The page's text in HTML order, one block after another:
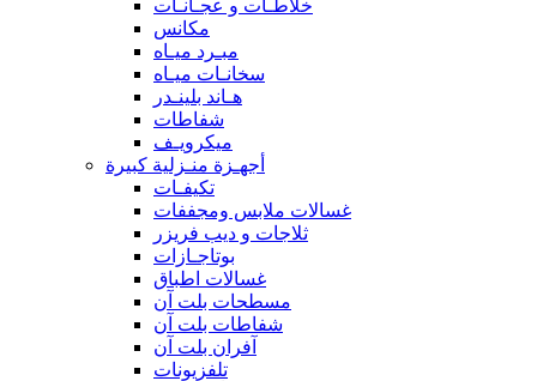
خلاطـات و عجـانـات
مكانس
مبـرد ميـاه
سخانـات ميـاه
هـاند بلينـدر
شفاطات
ميكرويـف
أجهـزة منـزلية كبيرة
تكيفـات
غسالات ملابس ومجففات
ثلاجات و ديب فريزر
بوتاجـازات
غسالات اطباق
مسطحات بلت آن
شفاطات بلت آن
آفران بلت آن
تلفزيونات